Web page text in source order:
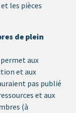
les pièces
de plein
permet aux
et aux
pas publié
et aux
(à